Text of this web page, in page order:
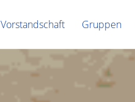
Vorstandschaft Gruppen